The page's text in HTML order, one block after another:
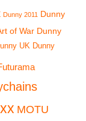
Dunny 2011 Dunny
of War Dunny
UK Dunny
MOTU